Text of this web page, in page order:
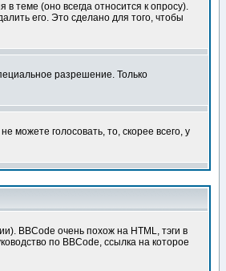
теме (оно всегда относится к опросу).
его. Это сделано для того, чтобы
разрешение. Только
можете голосовать, то, скорее всего, у
BBCode очень похож на HTML, тэги в
по BBCode, ссылка на которое